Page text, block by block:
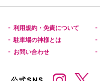
- 利用規約・免責について -
- 駐車場の神様とは -
- お問い合わせ -